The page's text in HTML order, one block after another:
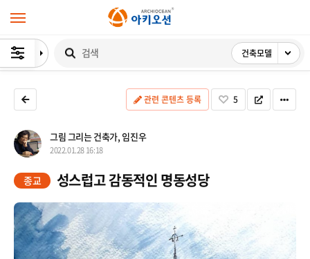
건축모델
검
그림 그리는 건축가, 임진우
2022.01.28 16:18
관련 콘텐츠 등록 5
종교 성스럽고 감동적인 명동성당